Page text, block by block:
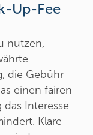
Up-Fee
nutzen,
die Gebühr
einen fairen
Interesse
Klare